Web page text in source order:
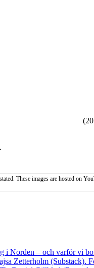
These images are hosted on
i Norden – och varför vi
Zetterholm (Substack).